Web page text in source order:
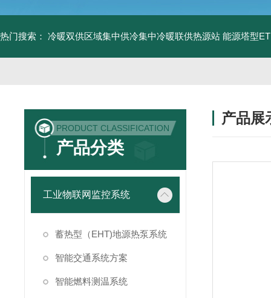
热门搜索： 冷暖双供区域集中供冷集中冷暖联供热源站 能源塔型
PRODUCT CLASSIFICATION
产品分类
工业物联网监控系统
蓄热型（EHT)地源热泵系统
智能交通系统方案
智能燃料测温系统
产品展